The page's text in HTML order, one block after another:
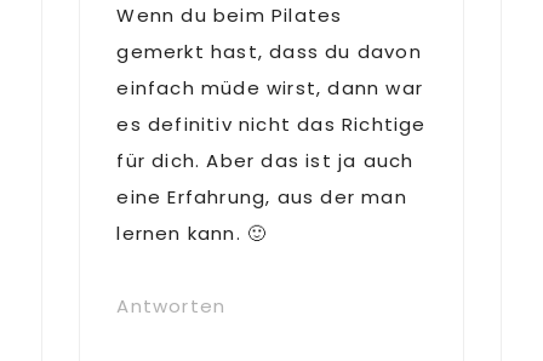
Wenn du beim Pilates
gemerkt hast, dass du davon
einfach müde wirst, dann war
es definitiv nicht das Richtige
für dich. Aber das ist ja auch
eine Erfahrung, aus der man
lernen kann. 🙂
Antworten